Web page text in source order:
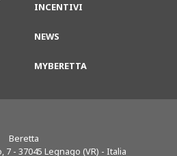
INCENTIVI
NEWS
MYBERETTA
Beretta
7 - 37045 Legnago (VR) - Italia